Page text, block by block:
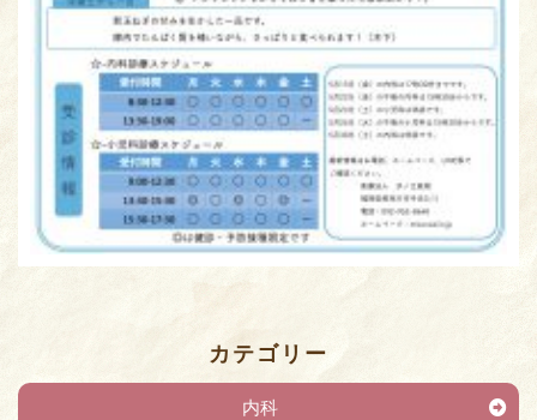
カテゴリー
内科